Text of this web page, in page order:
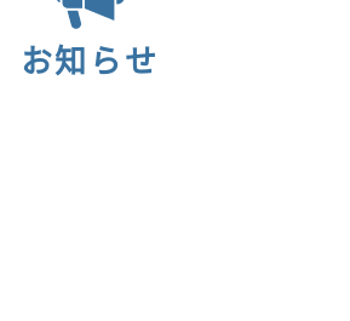
お知らせ